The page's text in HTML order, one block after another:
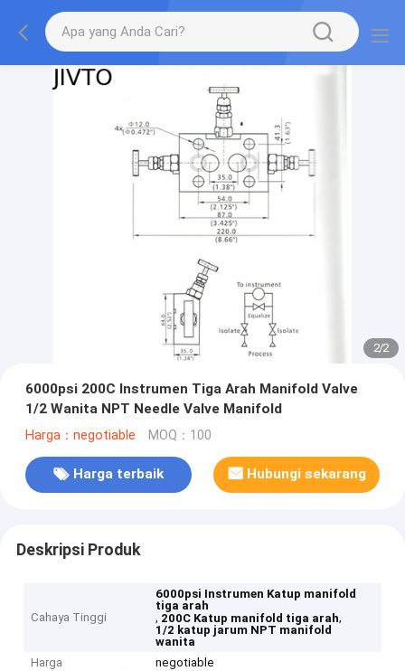
2/2
6000psi 200C Instrumen Tiga Arah Manifold Valve
1/2 Wanita NPT Needle Valve Manifold
Harga：negotiable MOQ：100
Harga terbaik Hubungi sekarang
Deskripsi Produk
Cahaya Tinggi
6000psi Instrumen Katup manifold
tiga arah
, 200C Katup manifold tiga arah,
1/2 katup jarum NPT manifold
wanita
Harga
negotiable